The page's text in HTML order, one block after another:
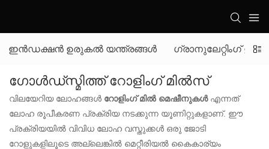
ഇൻഡക്ഷൻ ഉരുകൽ യന്ത്രങ്ങൾ ഗ്രാനുലേറ്റിംഗ്
ഗോൾഡ്‌സ്മിത്ത് റോളിംഗ് മിൽസ്
വിലയേറിയ ലോഹങ്ങൾ റോളിംഗ് മിൽ മെഷീനുകൾഎന്നത്
ലോഹ രൂപീകരണ പ്രക്രിയ നടക്കുന്ന യൂണിറ്റുകളാണ്. ഈ
പ്രക്രിയയിൽ വിവിധ ലോഹ വസ്തുക്കൾ ഒരു ജോടി
റോളുകളിലൂടെ അല്ലെങ്കിൽ മെറ്റീരിയൽ കൈകാര്യം